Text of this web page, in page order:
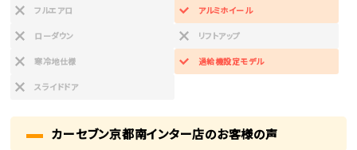
フルエアロ アルミホイール
ローダウン リフトアップ
寒冷地仕様 過給機設定モデル
スライドドア
カーセブン京都南インター店のお客様の声